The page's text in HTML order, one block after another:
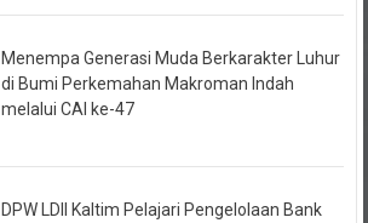
di Bumi Perkemahan Makroman Indah
melalui CAI ke-47
Sampah untuk Diterapkan di Sekolah dan